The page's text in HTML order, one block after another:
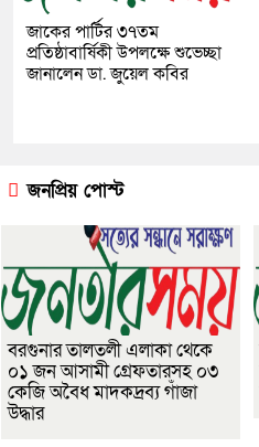
জাকের পার্টির ৩৭তম
প্রতিষ্ঠাবার্ষিকী উপলক্ষে শুভেচ্ছা
জানালেন ডা. জুয়েল কবির
জনপ্রিয় পোস্ট
বরগুনার তালতলী এলাকা থেকে
০১ জন আসামী গ্রেফতারসহ ০৩
কেজি অবৈধ মাদকদ্রব্য গাঁজা
উদ্ধার